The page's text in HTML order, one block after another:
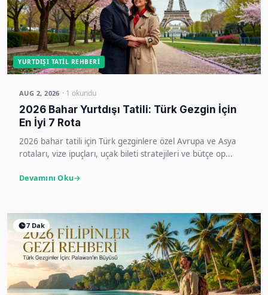
YURTDIŞI TATIL REHBERI
AUG 2, 2026 · 1 okundu
2026 Bahar Yurtdışı Tatili: Türk Gezgin İçin
En İyi 7 Rota
2026 bahar tatili için Türk gezginlere özel Avrupa ve Asya
rotaları, vize ipuçları, uçak bileti stratejileri ve bütçe op...
Devamını Oku
7 Dak